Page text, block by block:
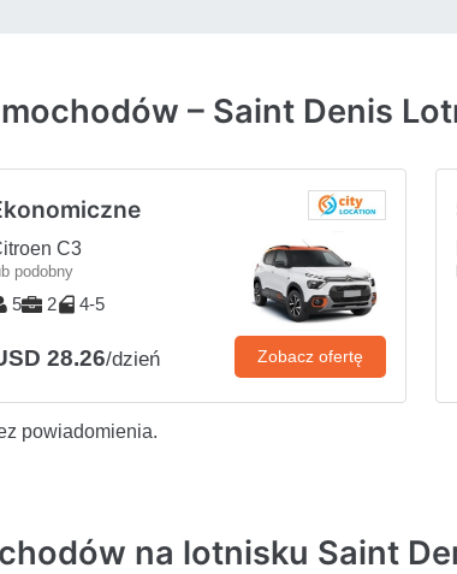
– Saint Denis
C3
podobny
5 2 4-5
28.26/dzień Zobacz ofertę
powiadomienia.
na lotnisku Saint